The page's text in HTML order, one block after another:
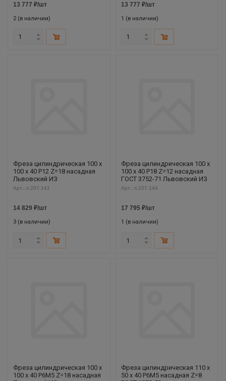
13 777 ₽/шт
2 (в наличии)
13 777 ₽/шт
1 (в наличии)
Фреза цилиндрическая 100 х
100 х 40 Р12 Z=18 насадная
Львовский ИЗ
Арт.: ri.207.141
14 829 ₽/шт
3 (в наличии)
Фреза цилиндрическая 100 х
100 х 40 Р18 Z=12 насадная
ГОСТ 3752-71 Львовский ИЗ
Арт.: ri.207.144
17 795₽/шт
1 (в наличии)
Фреза цилиндрическая 100 х
100 х 40 Р6М5 Z=18 насадная
Фреза цилиндрическая 110 х
50 х 40 Р6М5 насадная Z=8